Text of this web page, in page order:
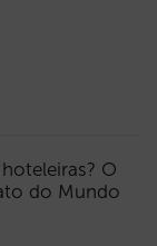
O
do Mundo